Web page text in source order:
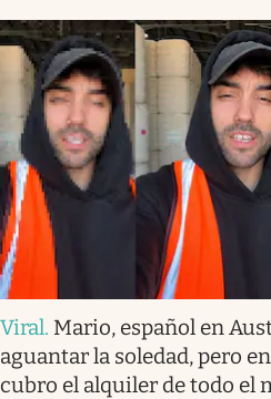
Viral. Mario, español en
aguantar la soledad, pero
cubro el alquiler de todo el